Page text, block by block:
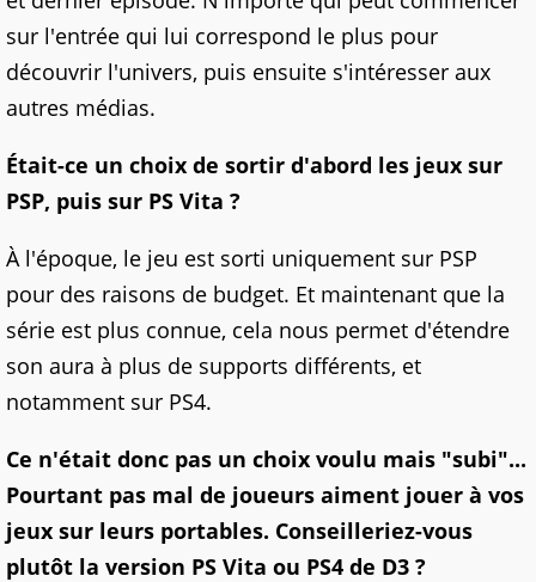
sur l'entrée qui lui correspond le plus pour
découvrir l'univers, puis ensuite s'intéresser aux
autres médias.
Était-ce un choix de sortir d'abord les jeux sur
PSP, puis sur PS Vita ?
À l'époque, le jeu est sorti uniquement sur PSP
pour des raisons de budget. Et maintenant que la
série est plus connue, cela nous permet d'étendre
son aura à plus de supports différents, et
notamment sur PS4.
Ce n'était donc pas un choix voulu mais "subi"...
Pourtant pas mal de joueurs aiment jouer à vos
jeux sur leurs portables. Conseilleriez-vous
plutôt la version PS Vita ou PS4 de D3 ?